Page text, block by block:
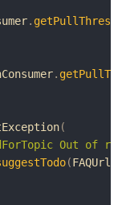
.
.
(
Out of
(FAQUrl